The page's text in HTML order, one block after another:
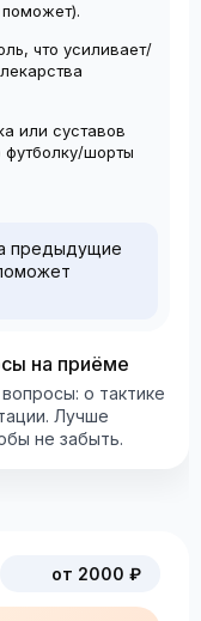
поможет).
что усиливает/
или суставов
футболку/шорты
предыдущие
на приёме
о тактике
Лучше
не забыть.
от 2000 ₽